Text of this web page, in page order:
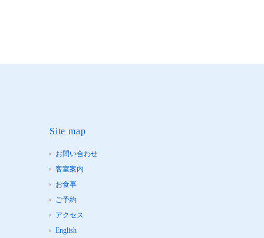
Site map
お問い合わせ
客室案内
お食事
ご予約
アクセス
English